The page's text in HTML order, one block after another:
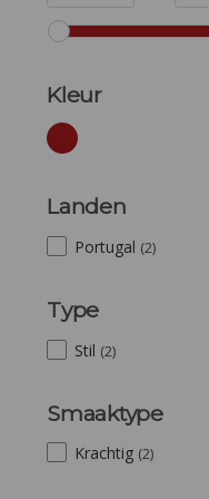
Kleur
Landen
Portugal (2)
Type
Stil (2)
Smaaktype
Krachtig (2)